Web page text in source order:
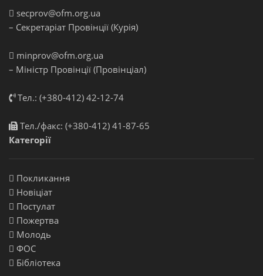
secprov@ofm.org.ua
– Секретаріат Провінції (Курія)
minprov@ofm.org.ua
– Міністр Провінції (Провінціал)
Тел.: (+380-412) 42-12-74
Тел./факс: (+380-412) 41-87-65
Категорії
Покликання
Новіціат
Постулат
Пожертва
Молодь
ФОС
Бібліотека